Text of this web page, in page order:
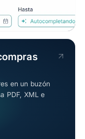
en un buzón
PDF, XML e